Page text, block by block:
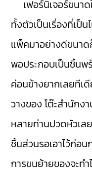
เฟอร์นิเจอร์ขนา
ทั้งตัวเป็นเรื่องที่เป็
แพ็คมาอย่างดีขนาด
พอประกอบเป็นชิ้นพ
ค่อนข้างยากเลยทีเ
วางของ โต๊ะสำนักง
หลายท่านปวดหัวเ
ชิ้นส่วนรอเอาไว้ก่อ
การขนย้ายของจะท